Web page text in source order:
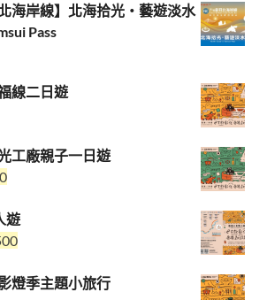
海岸線】北海拾光・藝遊淡水
Pass
線二日遊
工廠親子一日遊
遊
燈季主題小旅行